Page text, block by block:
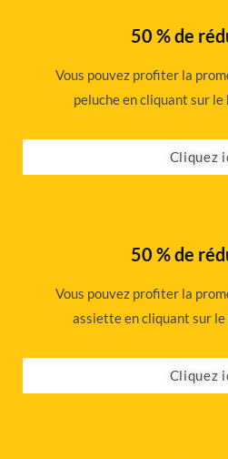
50 % de
Vous pouvez profiter la
peluche en cliquant sur le
Cliquez
50 % de
Vous pouvez profiter la
assiette en cliquant sur le
Cliquez